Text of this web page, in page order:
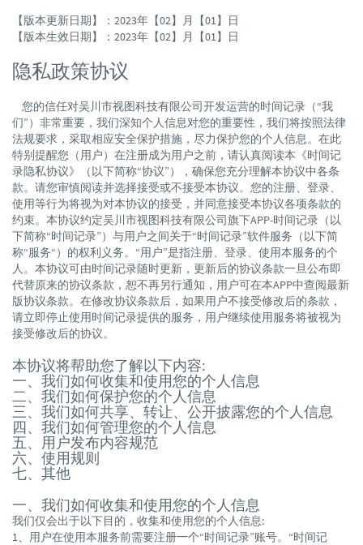
【版本更新日期】：2023年【02】月【01】日
【版本生效日期】：2023年【02】月【01】日
隐私政策协议
您的信任对吴川市视图科技有限公司开发运营的时间记录（“我
们”）非常重要，我们深知个人信息对您的重要性，我们将按照法律
法规要求，采取相应安全保护措施，尽力保护您的个人信息。在此
特别提醒您（用户）在注册成为用户之前，请认真阅读本《时间记
录隐私协议》（以下简称“协议”），确保您充分理解本协议中各条
款。请您审慎阅读并选择接受或不接受本协议。您的注册、登录、
使用等行为将视为对本协议的接受，并同意接受本协议各项条款的
约束。本协议约定吴川市视图科技有限公司旗下APP-时间记录（以
下简称“时间记录”）与用户之间关于“时间记录”软件服务（以下简
称“服务“）的权利义务。“用户”是指注册、登录、使用本服务的个
人。本协议可由时间记录随时更新，更新后的协议条款一旦公布即
代替原来的协议条款，恕不再另行通知，用户可在本APP中查阅最新
版协议条款。在修改协议条款后，如果用户不接受修改后的条款，
请立即停止使用时间记录提供的服务，用户继续使用服务将被视为
接受修改后的协议。
本协议将帮助您了解以下内容:
一、我们如何收集和使用您的个人信息
二、我们如何保护您的个人信息
三、我们如何共享、转让、公开披露您的个人信息
四、我们如何管理您的个人信息
五、用户发布内容规范
六、使用规则
七、其他
一、我们如何收集和使用您的个人信息
我们仅会出于以下目的，收集和使用您的个人信息:
1、用户在使用本服务前需要注册一个“时间记录”账号。“时间记